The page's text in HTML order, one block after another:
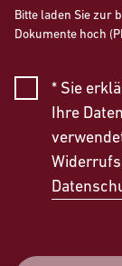
Bitte laden Sie zur
Dokumente hoch
* Sie
Ihre